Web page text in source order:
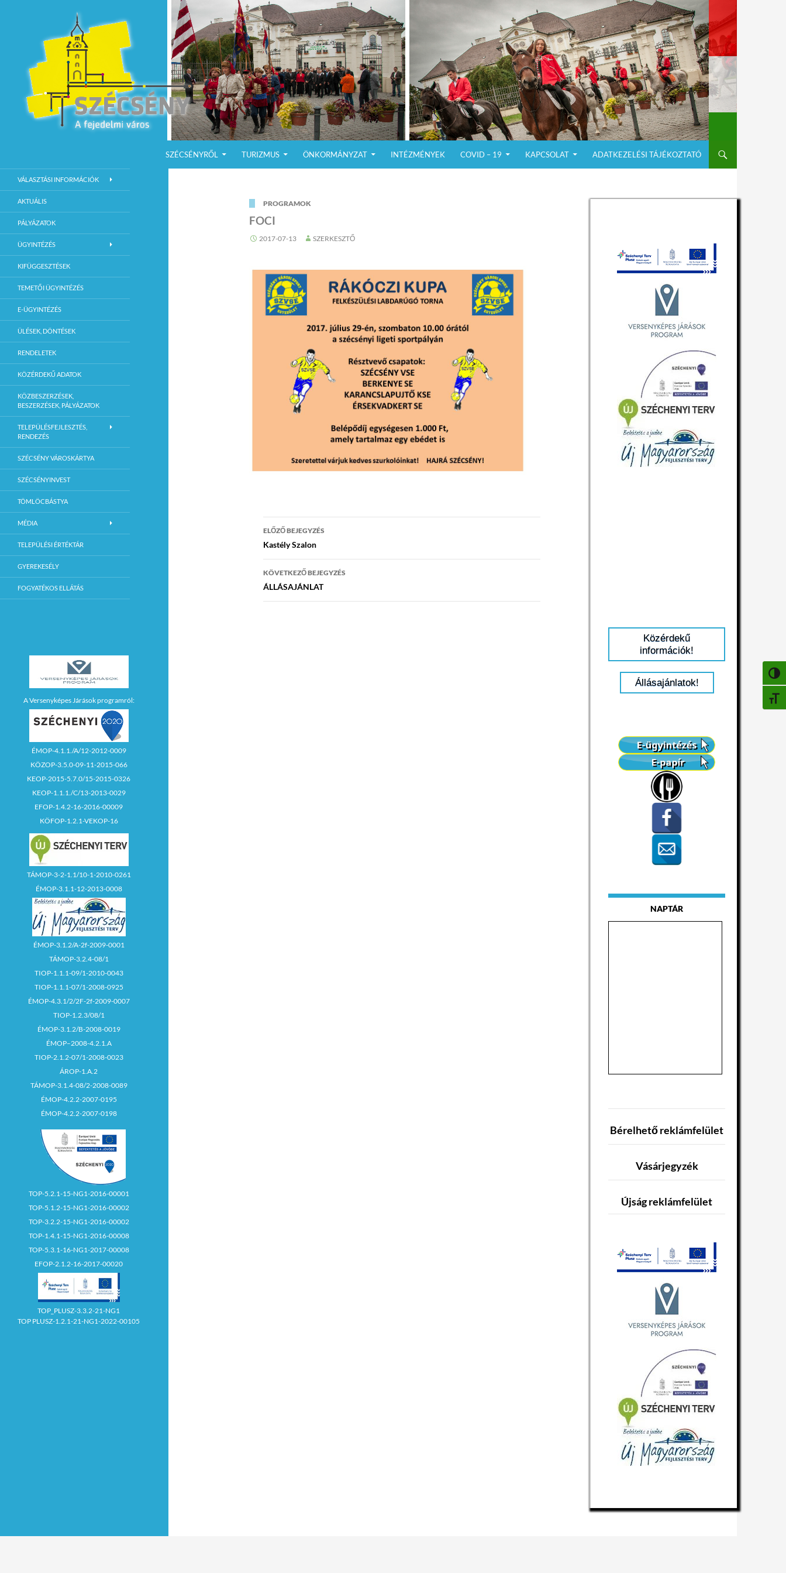
SZÉCSÉNYRŐL
TURIZMUS ÖNKORMÁNYZAT INTÉZMÉNYEK COVID – 19 KAPCSOLAT ADATKEZELÉSI TÁJÉKOZTATÓ
PROGRAMOK
FOCI
2017-07-13 SZERKESZTŐ
Bejegyzés
navigáció
ELŐZŐ BEJEGYZÉS
Kastély Szalon
KÖVETKEZŐ BEJEGYZÉS
ÁLLÁSAJÁNLAT
Közérdekű
információk!
Állásajánlatok!
NAPTÁR
Bérelhető reklámfelület
Vásárjegyzék
Újság reklámfelület
Szécsény Város Hivatalos Weboldala
VÁLASZTÁSI INFORMÁCIÓK
AKTUÁLIS
PÁLYÁZATOK
ÜGYINTÉZÉS
KIFÜGGESZTÉSEK
TEMETŐI ÜGYINTÉZÉS
E-ÜGYINTÉZÉS
ÜLÉSEK, DÖNTÉSEK
RENDELETEK
KÖZÉRDEKŰ ADATOK
KÖZBESZERZÉSEK,
BESZERZÉSEK, PÁLYÁZATOK
TELEPÜLÉSFEJLESZTÉS,
RENDEZÉS
SZÉCSÉNY VÁROSKÁRTYA
SZÉCSÉNYINVEST
TÖMLÖCBÁSTYA
MÉDIA
TELEPÜLÉSI ÉRTÉKTÁR
GYEREKESÉLY
FOGYATÉKOS ELLÁTÁS
A Versenyképes Járások programról:
ÉMOP-4.1.1./A/12-2012-0009
KÖZOP-3.5.0-09-11-2015-066
KEOP-2015-5.7.0/15-2015-0326
KEOP-1.1.1./C/13-2013-0029
EFOP-1.4.2-16-2016-00009
KÖFOP-1.2.1-VEKOP-16
TÁMOP-3-2-1.1/10-1-2010-0261
ÉMOP-3.1.1-12-2013-0008
ÉMOP-3.1.2/A-2f-2009-0001
TÁMOP-3.2.4-08/1
TIOP-1.1.1-09/1-2010-0043
TIOP-1.1.1-07/1-2008-0925
ÉMOP-4.3.1/2/2F-2f-2009-0007
TIOP-1.2.3/08/1
ÉMOP-3.1.2/B-2008-0019
ÉMOP–2008-4.2.1.A
TIOP-2.1.2-07/1-2008-0023
ÁROP-1.A.2
TÁMOP-3.1.4-08/2-2008-0089
ÉMOP-4.2.2-2007-0195
ÉMOP-4.2.2-2007-0198
TOP-5.2.1-15-NG1-2016-00001
TOP-5.1.2-15-NG1-2016-00002
TOP-3.2.2-15-NG1-2016-00002
TOP-1.4.1-15-NG1-2016-00008
TOP-5.3.1-16-NG1-2017-00008
EFOP-2.1.2-16-2017-00020
TOP_PLUSZ-3.3.2-21-NG1
TOP PLUSZ-1.2.1-21-NG1-2022-00105